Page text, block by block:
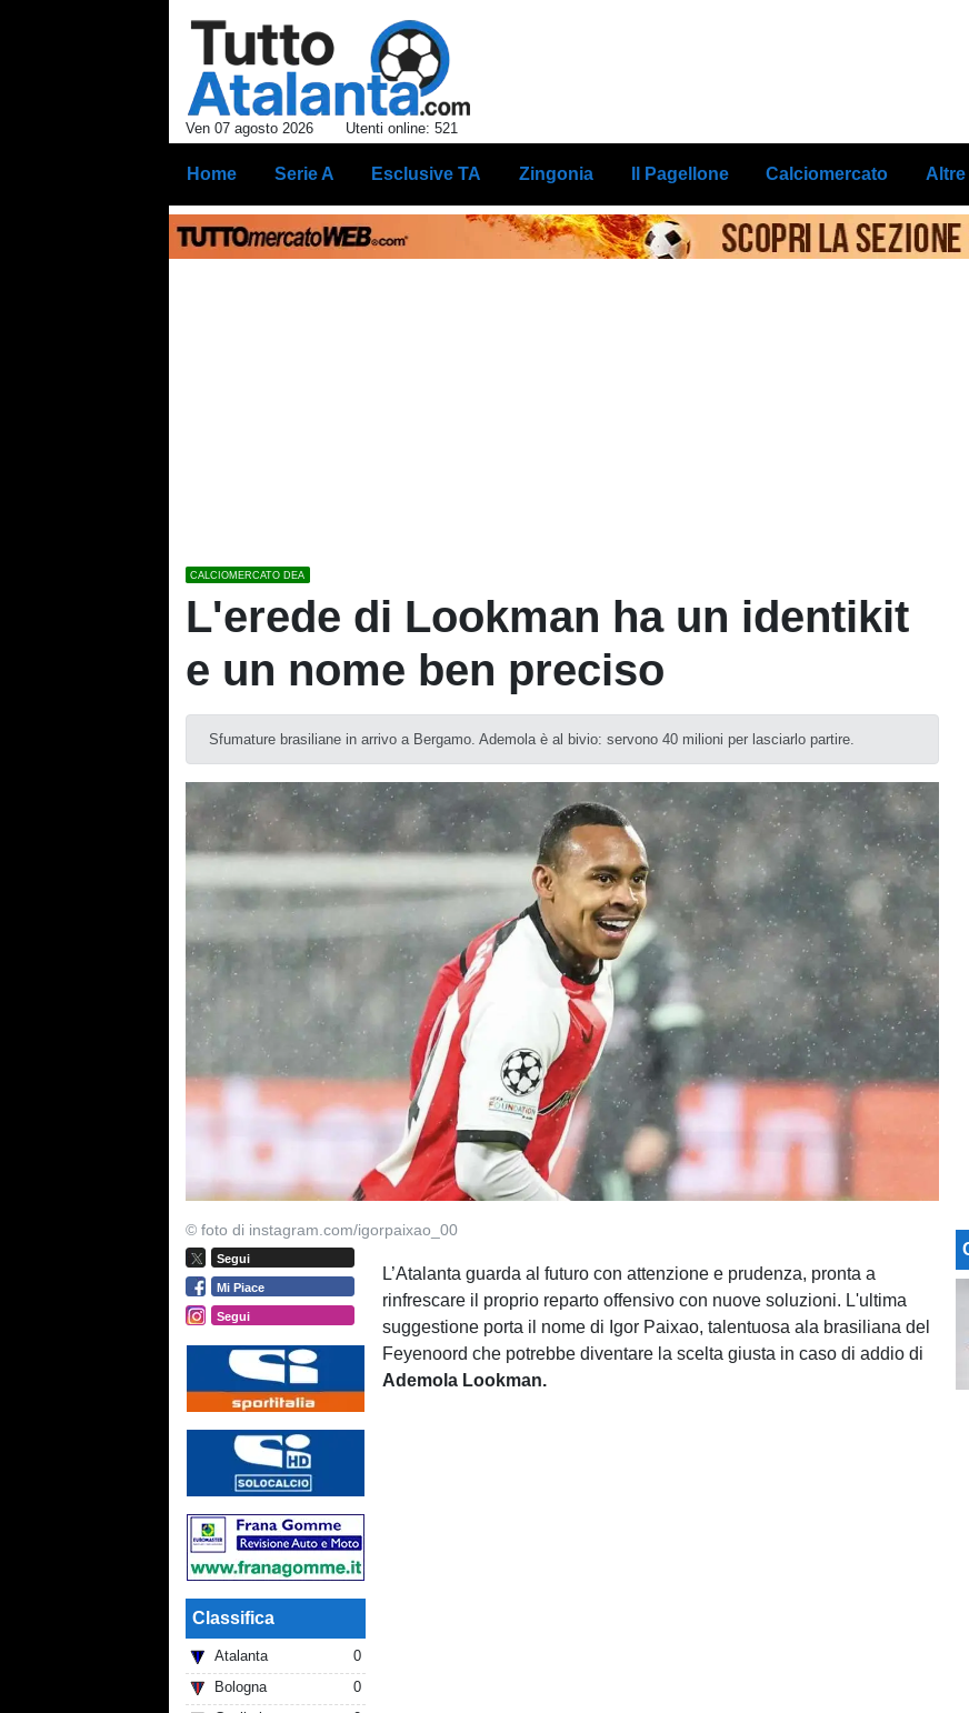
Ven 07 agosto 2026 Utenti online: 521
Home Serie A Esclusive TA Zingonia Il Pagellone Calciomercato
CALCIOMERCATO DEA
L'erede di Lookman ha un identikit
e un nome ben preciso
Sfumature brasiliane in arrivo a Bergamo. Ademola è al bivio: servono 40 milioni per lasciarlo partire.
© foto di instagram.com/igorpaixao_00
Segui
Mi Piace
Segui
Classifica
Atalanta
0
Bologna
0
L’Atalanta guarda al futuro con attenzione e prudenza, pronta a
rinfrescare il proprio reparto offensivo con nuove soluzioni. L'ultima
suggestione porta il nome di Igor Paixao, talentuosa ala brasiliana del
Feyenoord che potrebbe diventare la scelta giusta in caso di addio di
Ademola Lookman.